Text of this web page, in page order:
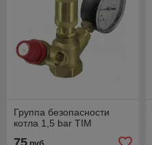
Группа безопасности
котла 1,5 bar TIM